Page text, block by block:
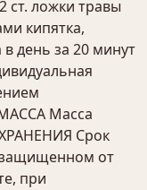
ложки травы
кипятка,
день за 20 минут
Масса
Срок
защищенном от
при